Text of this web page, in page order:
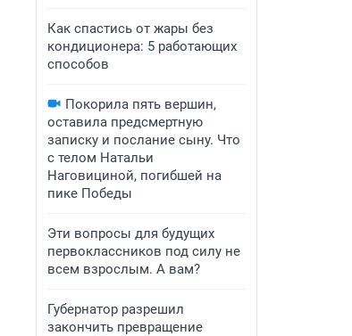
Как спастись от жары без
кондиционера: 5 работающих
способов
Покорила пять вершин,
оставила предсмертную
записку и послание сыну. Что
с телом Натальи
Наговициной, погибшей на
пике Победы
Эти вопросы для будущих
первоклассников под силу не
всем взрослым. А вам?
Губернатор разрешил
закончить превращение